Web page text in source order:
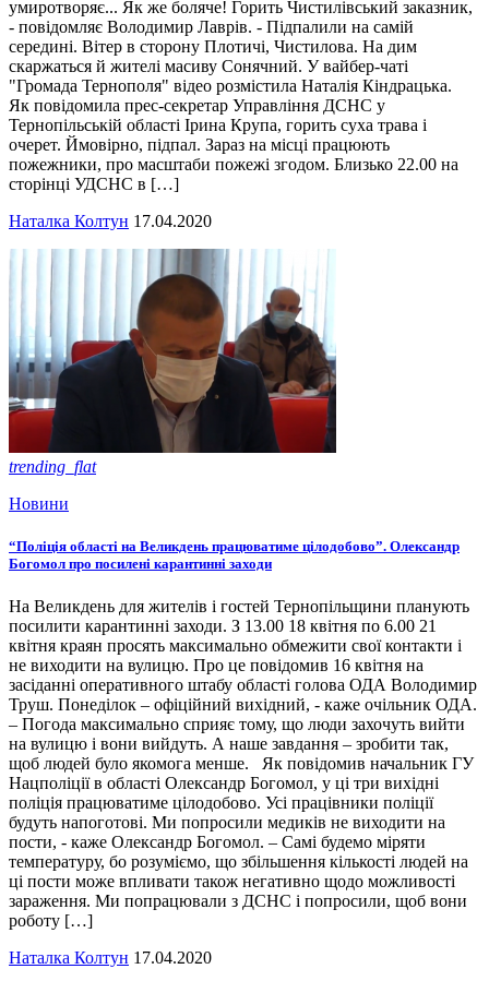
умиротворяє... Як же боляче! Горить Чистилівський заказник,
- повідомляє Володимир Лаврів. - Підпалили на самій
середині. Вітер в сторону Плотичі, Чистилова. На дим
скаржаться й жителі масиву Сонячний. У вайбер-чаті
"Громада Тернополя" відео розмістила Наталія Кіндрацька.
Як повідомила прес-секретар Управління ДСНС у
Тернопільській області Ірина Крупа, горить суха трава і
очерет. Ймовірно, підпал. Зараз на місці працюють
пожежники, про масштаби пожежі згодом. Близько 22.00 на
сторінці УДСНС в […]
Наталка Колтун 17.04.2020
trending_flat
Новини
“Поліція області на Великдень працюватиме цілодобово”. Олександр
Богомол про посилені карантинні заходи
На Великдень для жителів і гостей Тернопільщини планують
посилити карантинні заходи. З 13.00 18 квітня по 6.00 21
квітня краян просять максимально обмежити свої контакти і
не виходити на вулицю. Про це повідомив 16 квітня на
засіданні оперативного штабу області голова ОДА Володимир
Труш. Понеділок – офіційний вихідний, - каже очільник ОДА.
– Погода максимально сприяє тому, що люди захочуть вийти
на вулицю і вони вийдуть. А наше завдання – зробити так,
щоб людей було якомога менше. Як повідомив начальник ГУ
Нацполіції в області Олександр Богомол, у ці три вихідні
поліція працюватиме цілодобово. Усі працівники поліції
будуть напоготові. Ми попросили медиків не виходити на
пости, - каже Олександр Богомол. – Самі будемо міряти
температуру, бо розуміємо, що збільшення кількості людей на
ці пости може впливати також негативно щодо можливості
зараження. Ми попрацювали з ДСНС і попросили, щоб вони
роботу […]
Наталка Колтун 17.04.2020